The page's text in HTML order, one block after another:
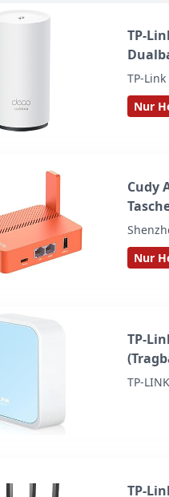
TP-
688
TP-Link
Nur
Cudy
und
und -
Nur
TP-
TP-LINK
TP-